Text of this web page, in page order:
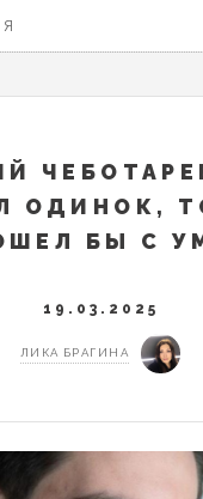
ОДИНОК,
БЫ С
19.03.2025
ЛИКА БРАГИНА